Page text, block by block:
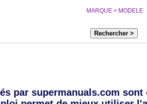
MARQUE + MODELE
Rechercher >
par supermanuals.com